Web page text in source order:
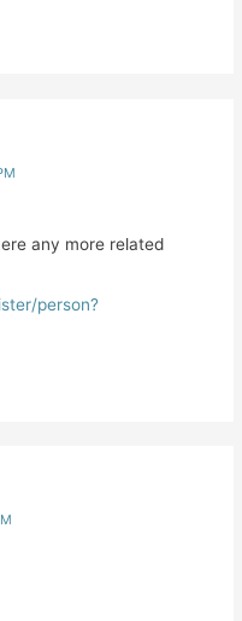
any more related
person?